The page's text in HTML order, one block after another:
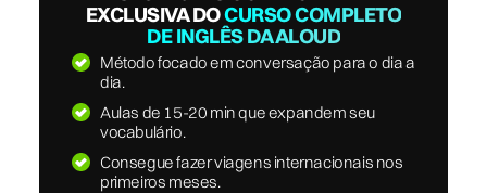
EXCLUSIVA DOCURSO COMPLETO
DE INGLÊS DA ALOUD
Método focado em conversação para o dia a
dia.
Aulas de 15-20 min que expandem seu
vocabulário.
Consegue fazer viagens internacionais nos
primeiros meses.